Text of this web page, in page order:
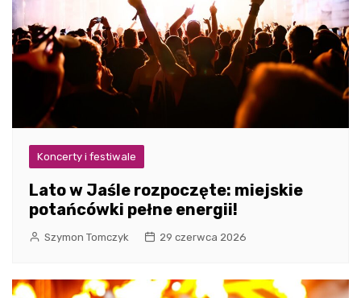
Koncerty i festiwale
Lato w Jaśle rozpoczęte: miejskie
potańcówki pełne energii!
Szymon Tomczyk 29 czerwca 2026